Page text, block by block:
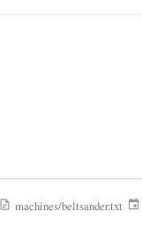
machines/beltsander.txt